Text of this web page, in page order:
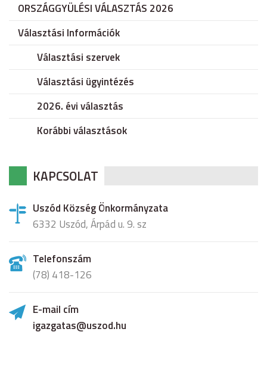
ORSZÁGGYÜLÉSI VÁLASZTÁS 2026
Választási Információk
Választási szervek
Választási ügyintézés
2026. évi választás
Korábbi választások
KAPCSOLAT
Uszód Község Önkormányzata
6332 Uszód, Árpád u. 9. sz
Telefonszám
(78) 418-126
E-mail cím
igazgatas@uszod.hu